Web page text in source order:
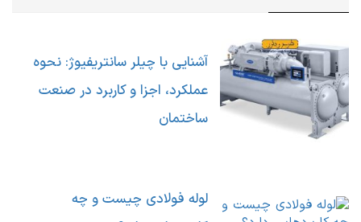
آشنایی با چیلر سانتریفیوژ: نحوه
عملکرد، اجزا و کاربرد در صنعت
ساختمان
لوله فولادی چیست و چه